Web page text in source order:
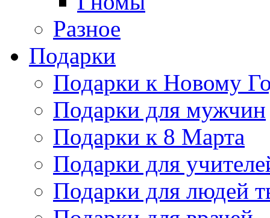
Разное
Подарки
Подарки к Новому
Подарки для мужчин
Подарки к 8 Марта
Подарки для
Подарки для людей